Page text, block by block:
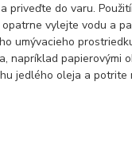
priveďte do varu.
vylejte vodu a
umývacieho
napríklad papierovými
jedlého oleja a potrite